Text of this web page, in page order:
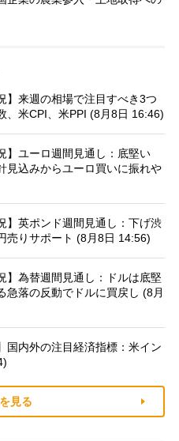
】来週の相場で注目すべき3つ
、米CPI、米PPI (8月8日 16:46)
】ユーロ週間見通し：底堅い
見込みからユーロ買いに振れや
】英ポンド週間見通し：下げ渋
売りサポート (8月8日 14:56)
】為替週間見通し：ドルは底堅
急落の反動でドルに買戻し (8月
国内外の注目経済指標：米イン
見る